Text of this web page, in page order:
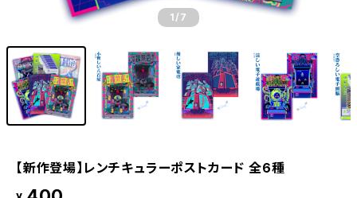
1 /7
【新作登場】レンチキュラーポストカード 全6種